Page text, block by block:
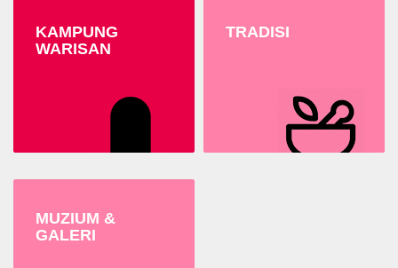
KAMPUNG
WARISAN
TRADISI
MUZIUM &
GALERI